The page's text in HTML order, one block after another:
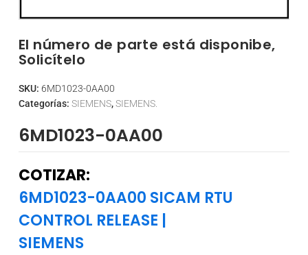
El número de parte está disponibe,
Solicítelo
SKU: 6MD1023-0AA00
Categorías: SIEMENS,SIEMENS.
6MD1023-0AA00
COTIZAR:
6MD1023-0AA00 SICAM RTU
CONTROL RELEASE |
SIEMENS